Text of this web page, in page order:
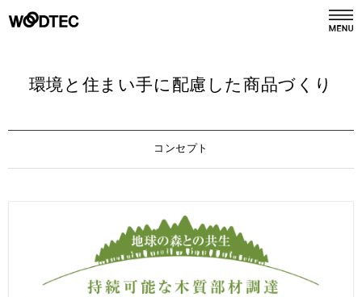
デジタルカタログ カタログ請求
リフォーム REFORM
環境と住まい手に配慮した商品づくり
コンセプト